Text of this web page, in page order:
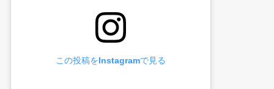
この投稿をInstagramで見る